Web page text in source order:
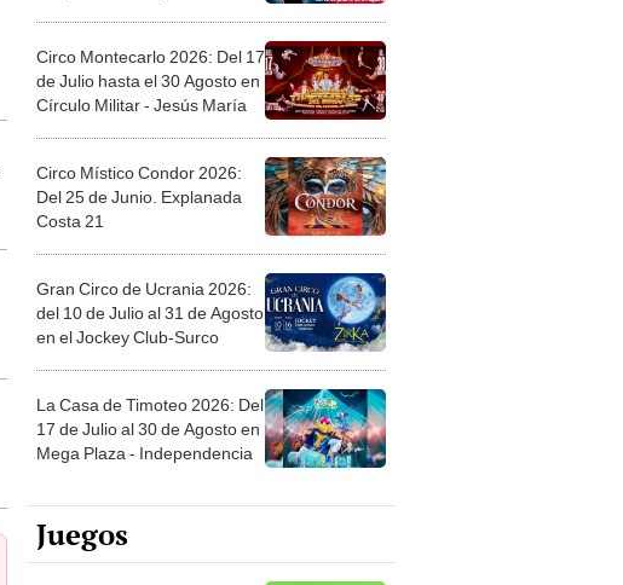
Circo Montecarlo 2026: Del 17
de Julio hasta el 30 Agosto en
Círculo Militar - Jesús María
Circo Místico Condor 2026:
Del 25 de Junio. Explanada
Costa 21
Gran Circo de Ucrania 2026:
del 10 de Julio al 31 de Agosto
en el Jockey Club-Surco
La Casa de Timoteo 2026: Del
17 de Julio al 30 de Agosto en
Mega Plaza - Independencia
Juegos